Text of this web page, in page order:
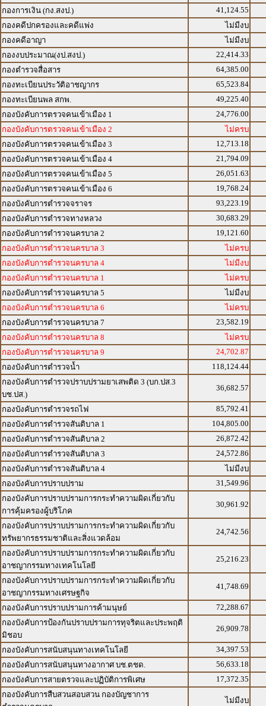
กองการเงิน (กง.สงป.)
41,124.55
กองคดีปกครองและคดีแพ่ง
ไม่มีงบ
กองคดีอาญา
ไม่มีงบ
กองงบประมาณ(งป.สงป.)
22,414.33
กองตำรวจสื่อสาร
64,385.00
กองทะเบียนประวัติอาชญากร
65,523.84
กองทะเบียนพล สกพ.
49,225.40
กองบังคับการตรวจคนเข้าเมือง 1
24,776.00
กองบังคับการตรวจคนเข้าเมือง 2
ไม่ครบ
กองบังคับการตรวจคนเข้าเมือง 3
12,713.18
กองบังคับการตรวจคนเข้าเมือง 4
21,794.09
กองบังคับการตรวจคนเข้าเมือง 5
26,051.63
กองบังคับการตรวจคนเข้าเมือง 6
19,768.24
กองบังคับการตำรวจจราจร
93,223.19
กองบังคับการตำรวจทางหลวง
30,683.29
กองบังคับการตำรวจนครบาล 2
19,121.60
กองบังคับการตำรวจนครบาล 3
ไม่ครบ
กองบังคับการตำรวจนครบาล 4
ไม่มีงบ
กองบังคับการตำรวจนครบาล 1
ไม่ครบ
กองบังคับการตำรวจนครบาล 5
ไม่มีงบ
กองบังคับการตำรวจนครบาล 6
ไม่ครบ
กองบังคับการตำรวจนครบาล 7
23,582.19
กองบังคับการตำรวจนครบาล 8
ไม่ครบ
กองบังคับการตำรวจนครบาล 9
24,702.87
กองบังคับการตำรวจน้ำ
118,124.44
กองบังคับการตำรวจปราบปรามยาเสพติด 3 (บก.ปส.3
บช.ปส.)
36,682.57
กองบังคับการตำรวจรถไฟ
85,792.41
กองบังคับการตำรวจสันติบาล 1
104,805.00
กองบังคับการตำรวจสันติบาล 2
26,872.42
กองบังคับการตำรวจสันติบาล 3
24,572.86
กองบังคับการตำรวจสันติบาล 4
ไม่มีงบ
กองบังคับการปราบปราม
31,549.96
กองบังคับการปราบปรามการกระทำความผิดเกี่ยวกับ
การคุ้มครองผู้บริโภค
30,961.92
กองบังคับการปราบปรามการกระทำความผิดเกี่ยวกับ
ทรัพยากรธรรมชาติและสิ่งแวดล้อม
24,742.56
กองบังคับการปราบปรามการกระทำความผิดเกี่ยวกับ
อาชญากรรมทางเทคโนโลยี
25,216.23
กองบังคับการปราบปรามการกระทำความผิดเกี่ยวกับ
อาชญากรรมทางเศรษฐกิจ
41,748.69
กองบังคับการปราบปรามการค้ามนุษย์
72,288.67
กองบังคับการป้องกันปราบปรามการทุจริตและประพฤติ
มิชอบ
26,909.78
กองบังคับการสนับสนุนทางเทคโนโลยี
34,397.53
กองบังคับการสนับสนุนทางอากาศ บช.ตชด.
56,633.18
กองบังคับการสายตรวจและปฏิบัติการพิเศษ
17,372.35
กองบังคับการสืบสวนสอบสวน กองบัญชาการ
ไม่มีงบ